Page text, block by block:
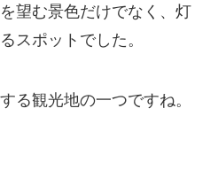
望む景色だけでなく、灯
スポットでした。
る観光地の一つですね。